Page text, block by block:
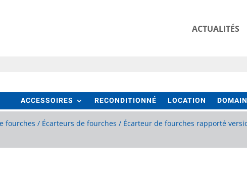
ACTUALITÉS
ACCESSOIRES RECONDITIONNÉ LOCATION
fourches / Écarteurs de fourches / Écarteur de fourches rapporté